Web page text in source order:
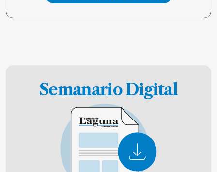
Semanario Digital